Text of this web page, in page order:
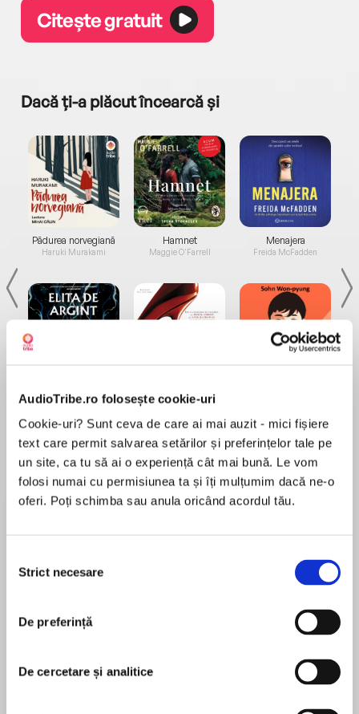
AudioTribe.ro folosește cookie-uri
Cookie-uri? Sunt ceva de care ai mai auzit - mici fișiere
text care permit salvarea setărilor și preferințelor tale pe
un site, ca tu să ai o experiență cât mai bună. Le vom
folosi numai cu permisiunea ta și îți mulțumim dacă ne-o
oferi. Poți schimba sau anula oricând acordul tău.
consimțământului
Strict necesare
De preferință
De cercetare și analitice
Citește gratuit
Dacă ți-a plăcut încearcă și
Pădurea norvegiană
Haruki Murakami
de...
Dani Francis
Hamnet
Maggie O'Farrell
la...
Lauren Weisberger
Menajera
Freida McFadden
Desprecarte
STEPHEN KING
Mallory Quinn, abia ieșită dintr-un centru de
dezintoxicare, se angajează ca babysitter
anișori al cuplului Ted și Caroline Maxwell.
MAI MULT
Recenzii